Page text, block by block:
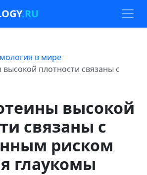
.RU
в мире
плотности связаны с
высокой
связаны с
риском
глаукомы